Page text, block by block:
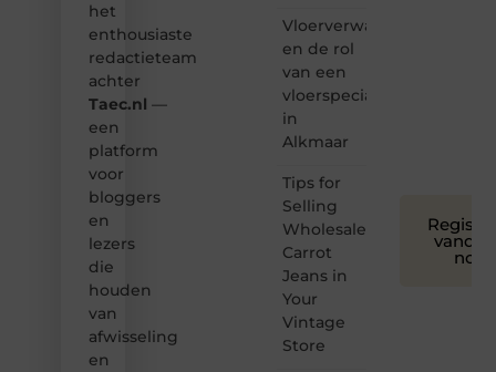
het
enthousiaste
redactieteam
achter
Taec.nl —
een
platform
voor
bloggers
en
lezers
die
houden
van
afwisseling
en
Vloerverwarming
en de rol
van een
vloerspecialist
in
Alkmaar
Tips for
Selling
Wholesale
Carrot
Jeans in
Your
Vintage
Store
nog